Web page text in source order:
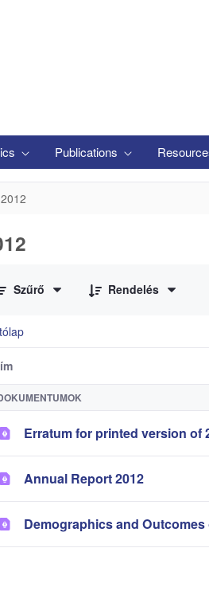
Publications
2012
Szűrő
Rendelés
Erratum for printed version of
Annual Report 2012
Demographics and